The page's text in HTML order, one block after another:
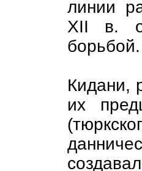
линии
XII в.
борьбой.
Кидани,
их